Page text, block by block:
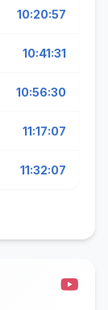
10:20:57
10:41:31
10:56:30
11:17:07
11:32:07